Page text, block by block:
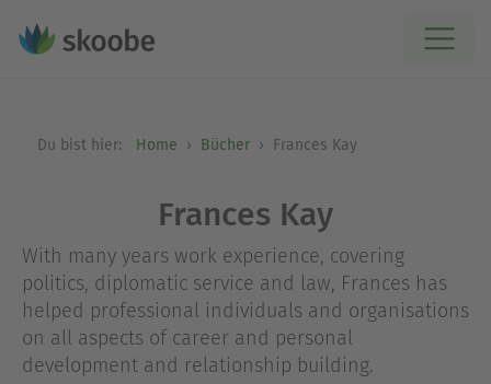
Du bist hier: Home Bücher Frances Kay
Frances Kay
With many years work experience, covering
politics, diplomatic service and law, Frances has
helped professional individuals and organisations
on all aspects of career and personal
development and relationship building.